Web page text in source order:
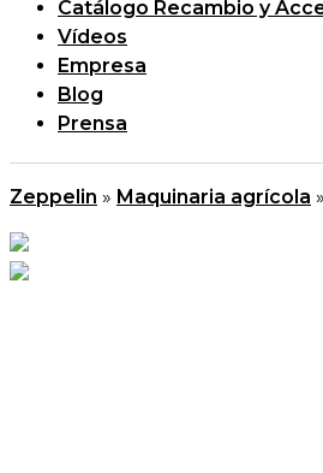
Catálogo Recambio y
Vídeos
Empresa
Blog
Prensa
Zeppelin » Maquinaria agrícola »